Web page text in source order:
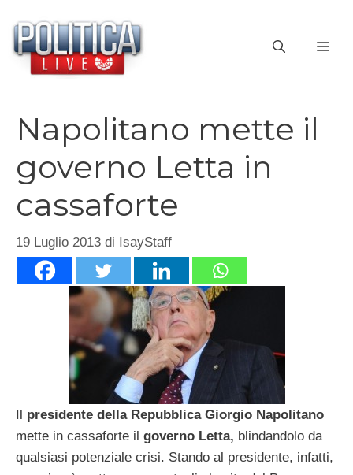
contenuto
Napolitano mette il
governo Letta in
cassaforte
19 Luglio 2013 di IsayStaff
Il presidente della Repubblica Giorgio Napolitano
mette in cassaforte il governo Letta, blindandolo da
qualsiasi potenziale crisi. Stando al presidente, infatti,